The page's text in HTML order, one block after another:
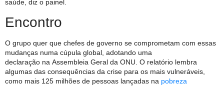
saúde, diz o painel.
Encontro
O grupo quer que chefes de governo se comprometam com essas
mudanças numa cúpula global, adotando uma
declaração na Assembleia Geral da ONU. O relatório lembra
algumas das consequências da crise para os mais vulneráveis,
como mais 125 milhões de pessoas lançadas na pobreza